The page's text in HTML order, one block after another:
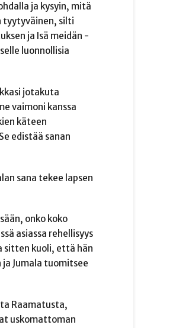
ja kysyin, mitä
tyytyväinen, silti
ja Isä meidän -
luonnollisia
jotakuta
vaimoni kanssa
käteen
edistää sanan
sana tekee lapsen
onko koko
asiassa rehellisyys
sitten kuoli, että hän
Jumala tuomitsee
Raamatusta,
uskomattoman